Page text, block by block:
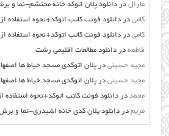
مارال دردانلود پلان اتوکد خانه محتشم-نما و
کامی دردانلود فونت کاتب اتوکد+نحوه استفاده
کامی دردانلود فونت کاتب اتوکد+نحوه استفاده
فاطمه دردانلود مطالعات اقليمي رشت
مجید حسینی درپلان اتوکدی مسجد خیاط ها
مجید حسینی درپلان اتوکدی مسجد خیاط ها
محمد دردانلود فونت کاتب اتوکد+نحوه استفاده
مریم دردانلود پلان کدی خانه اشیدری-نما و